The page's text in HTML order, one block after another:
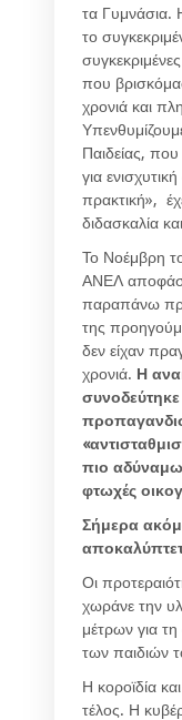
τα Γυμνάσια.
το
που
χρονιά και
Παιδείας,
για
πρακτική»,
διδασκαλία
Το Νοέμβρη
ΑΝΕΛ
παραπάνω
της
δεν είχαν
χρονιά. Η
πιο
φτωχές
Σήμερα
Οι
χωράνε την
μέτρων για
των παιδιών
Η κοροϊδία
τέλος. Η